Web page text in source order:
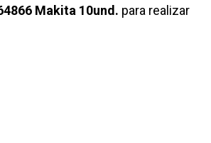
Makita 10und. para realizar